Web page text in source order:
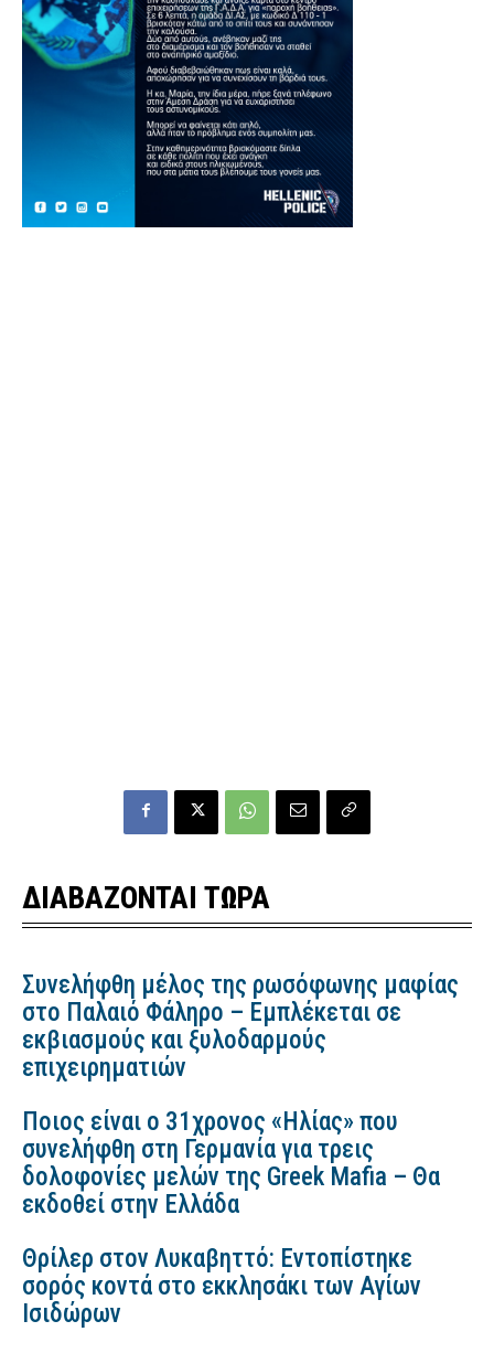
ΔΙΑΒΑΖΟΝΤΑΙ ΤΩΡΑ
Συνελήφθη μέλος της ρωσόφωνης μαφίας
στο Παλαιό Φάληρο – Εμπλέκεται σε
εκβιασμούς και ξυλοδαρμούς
επιχειρηματιών
Ποιος είναι ο 31χρονος «Ηλίας» που
συνελήφθη στη Γερμανία για τρεις
δολοφονίες μελών της Greek Mafia – Θα
εκδοθεί στην Ελλάδα
Θρίλερ στον Λυκαβηττό: Εντοπίστηκε
σορός κοντά στο εκκλησάκι των Αγίων
Ισιδώρων